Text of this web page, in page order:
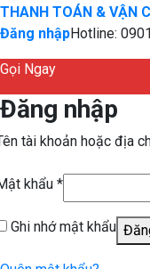
THANH TOÁN & VẬN
Đăng nhậpHotline:
Gọi Ngay
Đăng nhập
tài khoản hoặc địa
khẩu *
Ghi nhớ mật khẩu